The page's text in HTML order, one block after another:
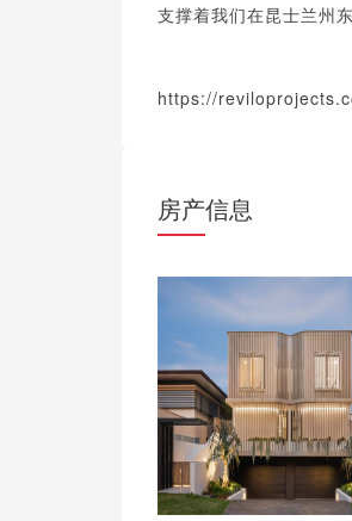
支撑着我们在昆士兰州
https://
房产信息